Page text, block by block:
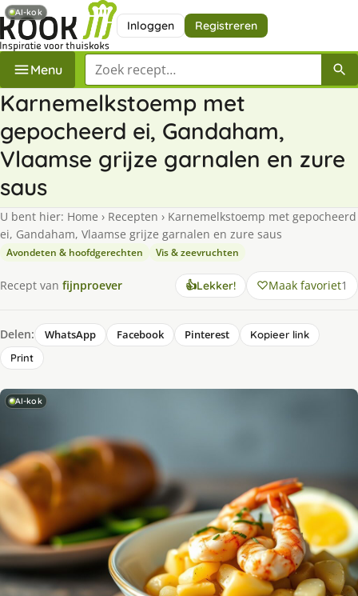
Inloggen Registreren
Menu Zoek een recept
Karnemelkstoemp met
gepocheerd ei, Gandaham,
Vlaamse grijze garnalen en zure
saus
U bent hier: Home › Recepten › Karnemelkstoemp met gepocheerd
ei, Gandaham, Vlaamse grijze garnalen en zure saus
Avondeten & hoofdgerechten Vis & zeevruchten
Recept van fijnproever 👍Lekker! Maak favoriet1
Delen: WhatsApp Facebook Pinterest
Kopieer link
Print
AI-kok
AI-kok